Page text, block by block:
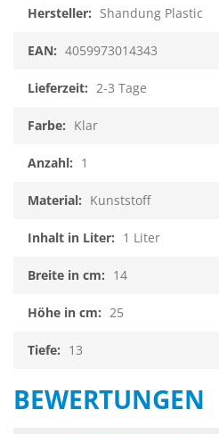
Shandung Plastic
4059973014343
2-3 Tage
Klar
1
Kunststoff
1 Liter
14
25
13
BEWERTUNGEN